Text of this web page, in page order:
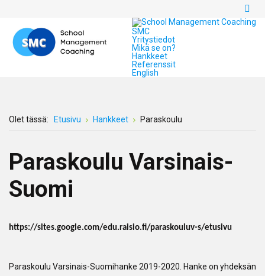
SMC
Yritystiedot
Mikä se on?
Hankkeet
Referenssit
English
Olet tässä: Etusivu Hankkeet Paraskoulu
Paraskoulu Varsinais-
Suomi
https://sites.google.com/edu.raisio.fi/paraskouluv-s/etusivu
Paraskoulu Varsinais-Suomihanke 2019-2020. Hanke on yhdeksän